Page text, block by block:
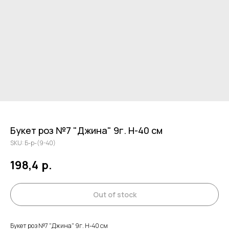
Букет роз №7 "Джина" 9г. Н-40 см
SKU: Б-р-(9-40)
198,4 р.
Out of stock
Букет роз №7 "Джина" 9г. Н-40 см